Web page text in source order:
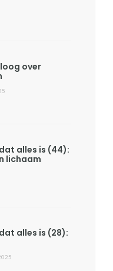
over
alles is (44):
lichaam
alles is (28):